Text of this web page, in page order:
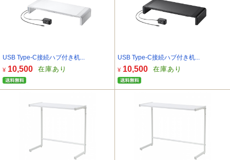
USB Type-C接続ハブ付き机...
¥ 10,500 在庫あり
USB Type-C接続ハブ付き机...
¥ 10,500 在庫あり